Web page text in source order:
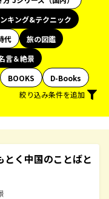
キング&テクニック
代
旅の図鑑
言＆絶景
BOOKS
D-Books
絞り込み条件を追加
とく中国のことばと